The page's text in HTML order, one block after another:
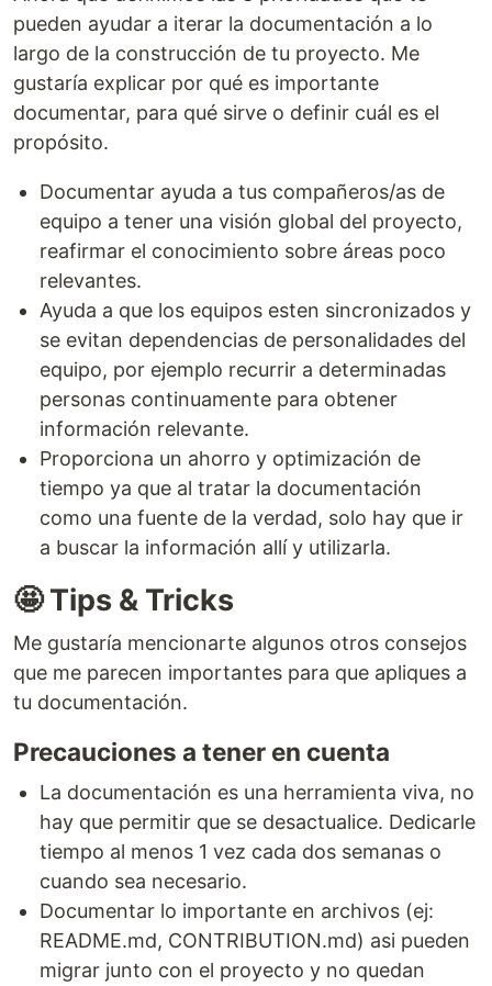
pueden ayudar a iterar la documentación a lo
largo de la construcción de tu proyecto. Me
gustaría explicar por qué es importante
documentar, para qué sirve o definir cuál es el
propósito.
Documentar ayuda a tus compañeros/as de
equipo a tener una visión global del proyecto,
reafirmar el conocimiento sobre áreas poco
relevantes.
Ayuda a que los equipos esten sincronizados y
se evitan dependencias de personalidades del
equipo, por ejemplo recurrir a determinadas
personas continuamente para obtener
información relevante.
Proporciona un ahorro y optimización de
tiempo ya que al tratar la documentación
como una fuente de la verdad, solo hay que ir
a buscar la información allí y utilizarla.
🤩 Tips & Tricks
Me gustaría mencionarte algunos otros consejos
que me parecen importantes para que apliques a
tu documentación.
Precauciones a tener en cuenta
La documentación es una herramienta viva, no
hay que permitir que se desactualice. Dedicarle
tiempo al menos 1 vez cada dos semanas o
cuando sea necesario.
Documentar lo importante en archivos (ej:
README.md, CONTRIBUTION.md) asi pueden
migrar junto con el proyecto y no quedan